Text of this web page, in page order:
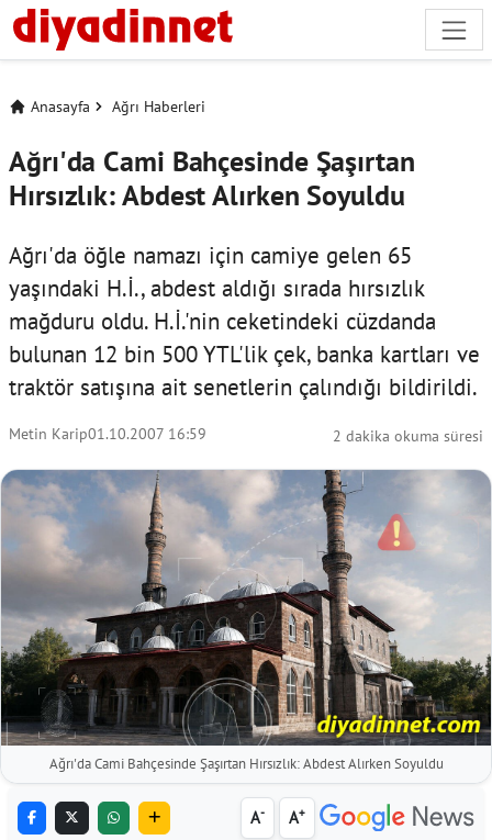
Anasayfa Ağrı Haberleri
Ağrı'da Cami Bahçesinde Şaşırtan
Hırsızlık: Abdest Alırken Soyuldu
Ağrı'da öğle namazı için camiye gelen 65
yaşındaki H.İ., abdest aldığı sırada hırsızlık
mağduru oldu. H.İ.'nin ceketindeki cüzdanda
bulunan 12 bin 500 YTL'lik çek, banka kartları ve
traktör satışına ait senetlerin çalındığı bildirildi.
Metin Karip01.10.2007 16:59 2 dakika okuma süresi
Ağrı'da Cami Bahçesinde Şaşırtan Hırsızlık: Abdest Alırken Soyuldu
A- A+